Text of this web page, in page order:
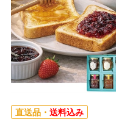
直送品・ 送料込み